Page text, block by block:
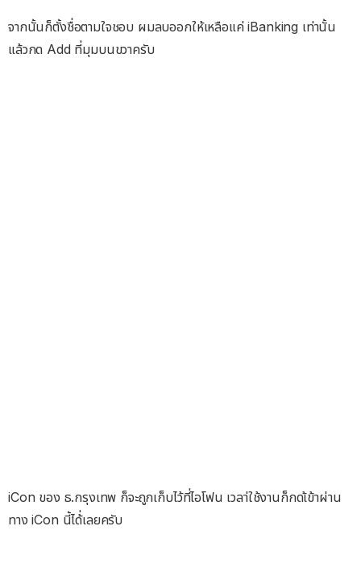
จากนั้นก็ตั้งชื่อตามใจชอบ ผมลบออกให้เหลือแค่ iBanking เท่านั้น
แล้วกด Add ที่มุมบนขวาครับ
iCon ของ ธ.กรุงเทพ ก็จะถูกเก็บไว้ที่ไอโฟน เวลา่ใช้งานก็กดเ้ข้าผ่าน
ทาง iCon นี้ได้่เลยครับ